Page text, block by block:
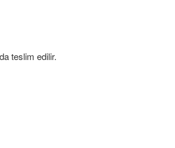
teslim edilir.